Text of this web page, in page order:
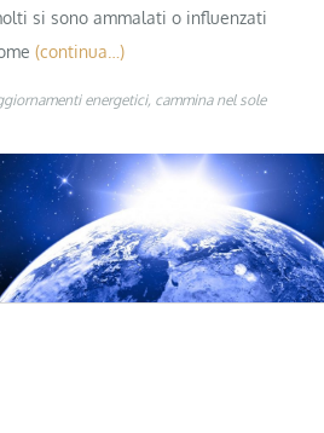
si sono ammalati o influenzati
(continua…)
energetici cammina nel sole